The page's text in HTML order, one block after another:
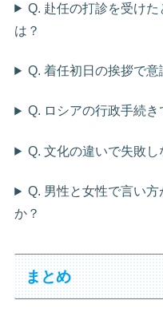
Q. 赴任の打診を受け
は？
Q. 着任初日の挨拶で意
Q. ロシアの行政手続
Q. 文化の違いで失敗し
Q. 男性と女性で言い
か？
まとめ